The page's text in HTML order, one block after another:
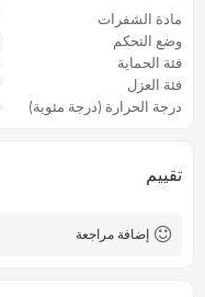
مادة الشفرات
وضع التحكم
فئة الحماية
فئة العزل
درجة الحرارة (درجة مئوية)
تقييم
إضافة مراجعة